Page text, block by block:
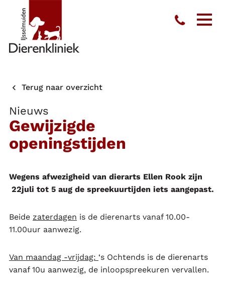
Toon
Terug naar overzicht
Nieuws
Gewijzigde
openingstijden
Wegens afwezigheid van dierarts Ellen Rook zijn
22juli tot 5 aug de spreekuurtijden iets aangepast.
Beide zaterdagen is de dierenarts vanaf 10.00-
11.00uur aanwezig.
Van maandag -vrijdag: ‘s Ochtends is de dierenarts
vanaf 10u aanwezig, de inloopspreekuren vervallen.